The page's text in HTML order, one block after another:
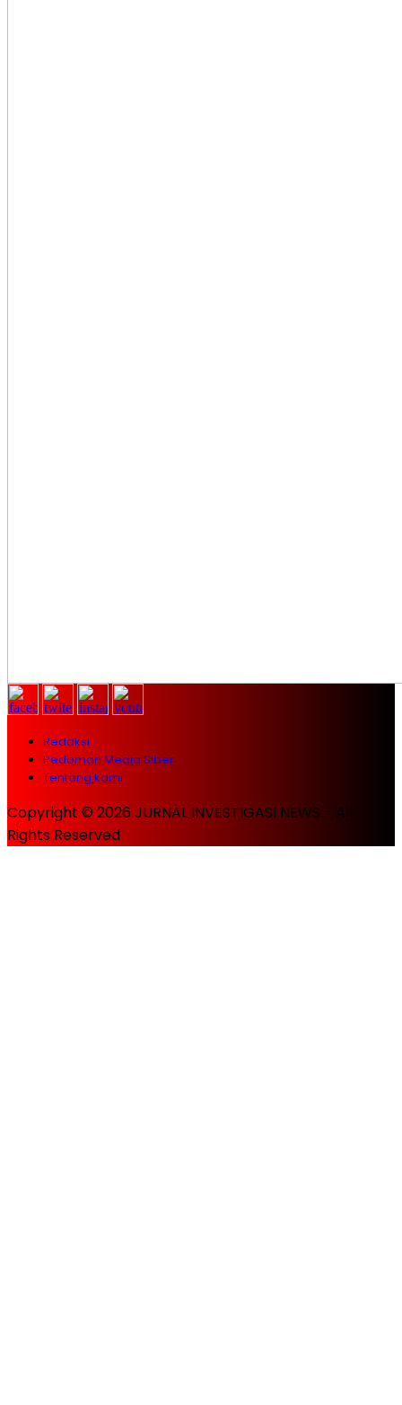
Redaksi
Pedoman Media Siber
Tentang kami
Copyright © 2026 JURNAL INVESTIGASI NEWS - All
Rights Reserved